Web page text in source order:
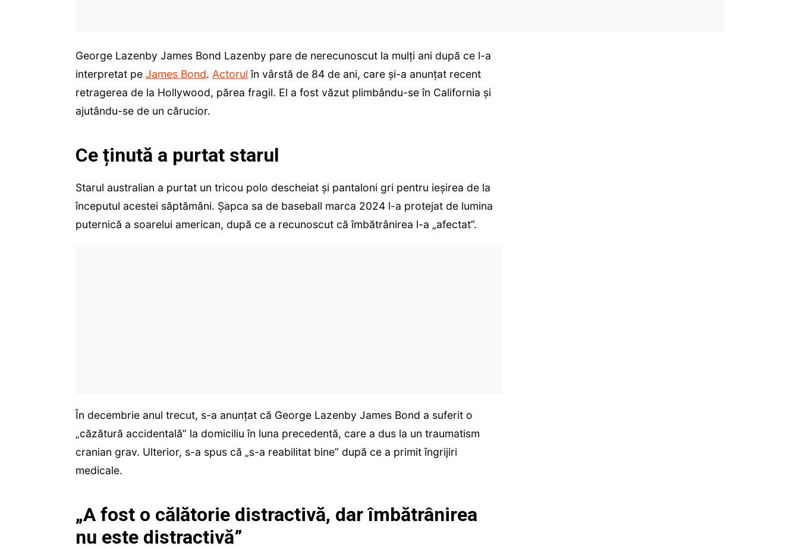
George Lazenby James Bond Lazenby pare de nerecunoscut la mulți ani după ce l-a
interpretat pe James Bond. Actorul în vârstă de 84 de ani, care și-a anunțat recent
retragerea de la Hollywood, părea fragil. El a fost văzut plimbându-se în California și
ajutându-se de un cărucior.
Ce ținută a purtat starul
Starul australian a purtat un tricou polo descheiat și pantaloni gri pentru ieșirea de la
începutul acestei săptămâni. Șapca sa de baseball marca 2024 l-a protejat de lumina
puternică a soarelui american, după ce a recunoscut că îmbătrânirea l-a „afectat”.
În decembrie anul trecut, s-a anunțat că George Lazenby James Bond a suferit o
„căzătură accidentală” la domiciliu în luna precedentă, care a dus la un traumatism
cranian grav. Ulterior, s-a spus că „s-a reabilitat bine” după ce a primit îngrijiri
medicale.
„A fost o călătorie distractivă, dar îmbătrânirea
nu este distractivă”